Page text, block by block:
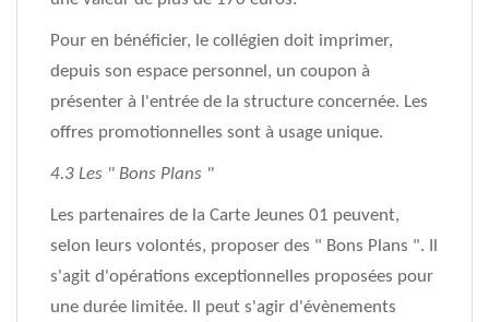
Pour en bénéficier, le collégien doit imprimer,
depuis son espace personnel, un coupon à
présenter à l'entrée de la structure concernée. Les
offres promotionnelles sont à usage unique.
4.3 Les " Bons Plans "
Les partenaires de la Carte Jeunes 01 peuvent,
selon leurs volontés, proposer des " Bons Plans ". Il
s'agit d'opérations exceptionnelles proposées pour
une durée limitée. Il peut s'agir d'évènements